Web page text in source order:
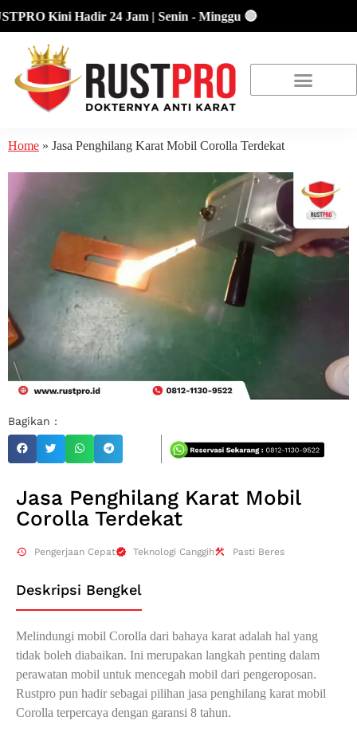
Kini Hadir 24 Jam | Senin - Minggu 🔴
Home » Jasa Penghilang Karat Mobil Corolla Terdekat
Bagikan :
Jasa Penghilang Karat Mobil
Corolla Terdekat
Pengerjaan Cepat Teknologi Canggih Pasti Beres
Deskripsi Bengkel
Melindungi mobil Corolla dari bahaya karat adalah hal yang
tidak boleh diabaikan. Ini merupakan langkah penting dalam
perawatan mobil untuk mencegah mobil dari pengeroposan.
Rustpro pun hadir sebagai pilihan jasa penghilang karat mobil
Corolla terpercaya dengan garansi 8 tahun.